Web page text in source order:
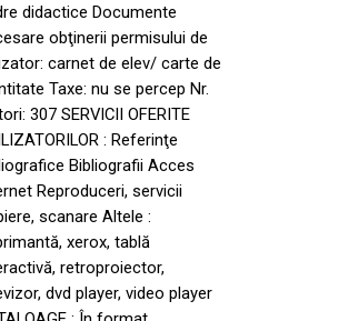
didactice Documente
obţinerii permisului de
carnet de elev/ carte de
Taxe: nu se percep Nr.
307 SERVICII OFERITE
: Referinţe
Bibliografii Acces
Reproduceri, servicii
scanare Altele :
xerox, tablă
retroproiector,
dvd player, video player